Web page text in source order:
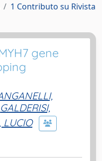
1 Contributo su Rivista
gene
GALDERISI,
LUCIO